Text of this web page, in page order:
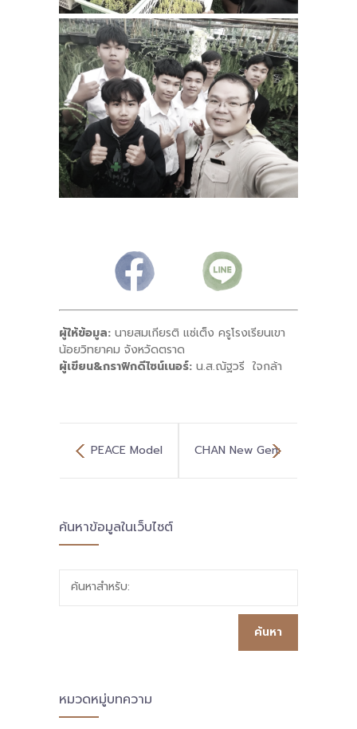
ผู้ให้ข้อมูล: นายสมเกียรติ แซ่เต็ง ครูโรงเรียนเขา
น้อยวิทยาคม จังหวัดตราด
ผู้เขียน&กราฟิกดีไซน์เนอร์: น.ส.ณัฐวรี ใจกล้า
PEACE Model
การศึกษาจังหวัด
CHAN New Gen:
ค้นหาข้อมูลในเว็บไซต์
ค้นหาสำหรับ:
หมวดหมู่บทความ